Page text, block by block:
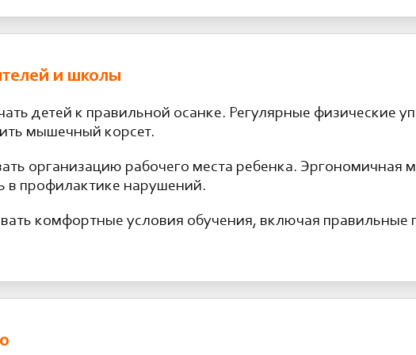
и школы
детей к правильной осанке. Регулярные физические
мышечный корсет.
организацию рабочего места ребенка. Эргономичная
в профилактике нарушений.
комфортные условия обучения, включая правильные